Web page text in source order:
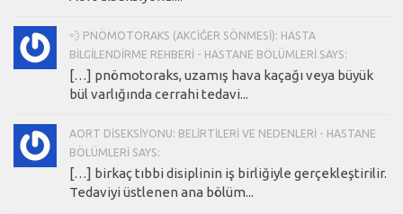
💨 PNÖMOTORAKS (AKCIĞER SÖNMESI): HASTA
BILGILENDIRME REHBERI - HASTANE BÖLÜMLERI SAYS:
[…] pnömotoraks, uzamış hava kaçağı veya büyük
bül varlığında cerrahi tedavi...
AORT DISEKSIYONU: BELIRTILERI VE NEDENLERI - HASTANE
BÖLÜMLERI SAYS:
[…] birkaç tıbbi disiplinin iş birliğiyle gerçekleştirilir.
Tedaviyi üstlenen ana bölüm...